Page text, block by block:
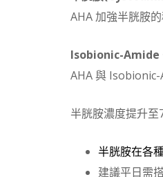
AHA 加強半胱胺
Isobionic-Amide
AHA 與 Isobionic-
半胱胺濃度提升
半胱胺在各
建議平日需